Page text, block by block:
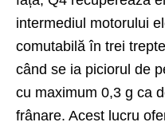
intermediul motorului
comutabilă în trei
când se ia piciorul de
cu maximum 0,3 g ca
frânare. Acest lucru